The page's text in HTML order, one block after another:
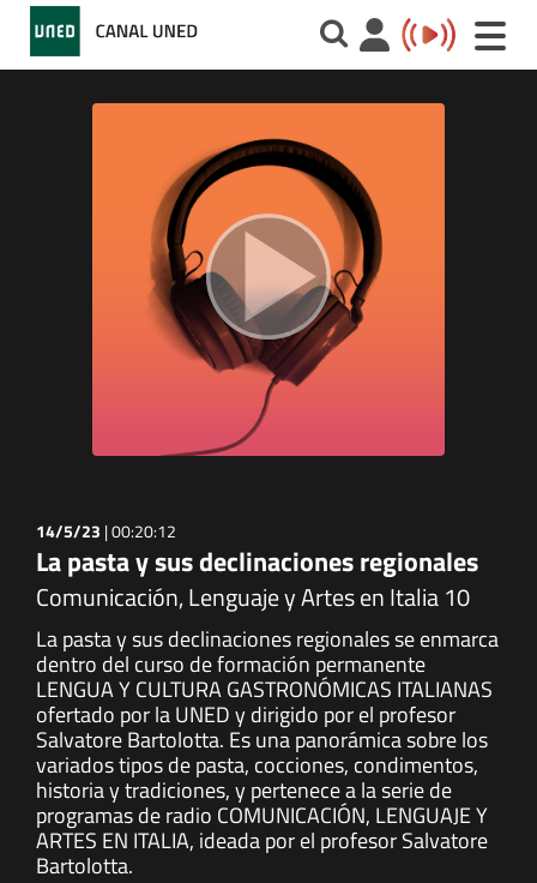
Toggle
14/5/23 |00:20:12
La pasta y sus declinaciones regionales
Comunicación, Lenguaje y Artes en Italia 10
La pasta y sus declinaciones regionales se enmarca
dentro del curso de formación permanente
LENGUA Y CULTURA GASTRONÓMICAS ITALIANAS
ofertado por la UNED y dirigido por el profesor
Salvatore Bartolotta. Es una panorámica sobre los
variados tipos de pasta, cocciones, condimentos,
historia y tradiciones, y pertenece a la serie de
programas de radio COMUNICACIÓN, LENGUAJE Y
ARTES EN ITALIA, ideada por el profesor Salvatore
Bartolotta.